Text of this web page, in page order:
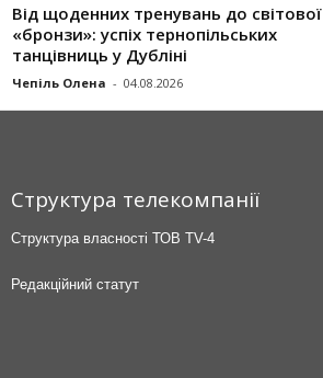
Від щоденних тренувань до світової
«бронзи»: успіх тернопільських
танцівниць у Дубліні
Чепіль Олена - 04.08.2026
Структура телекомпанії
Структура власності ТОВ TV-4
Редакційний статут